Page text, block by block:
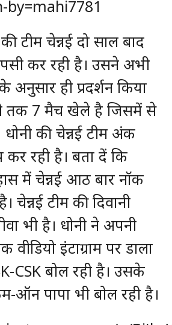
by=mahi7781
टीम चेन्नई दो साल बाद
कर रही है। उसने अभी
ही प्रदर्शन किया
तक 7 मैच खेले है जिसमें से
की चेन्नई टीम अंक
कर रही है। बता दें कि
में चेन्नई आठ बार नॉक
टीम की दिवानी
भी है। धोनी ने अपनी
वीडियो इंटाग्राम पर डाला
CSK बोल रही है। उसके
ऑन पापा भी बोल रही है।